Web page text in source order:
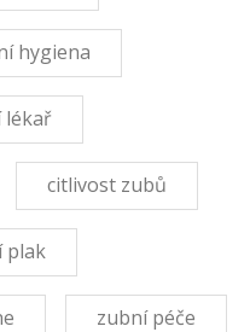
hygiena
lékař
citlivost zubů
plak
zubní péče